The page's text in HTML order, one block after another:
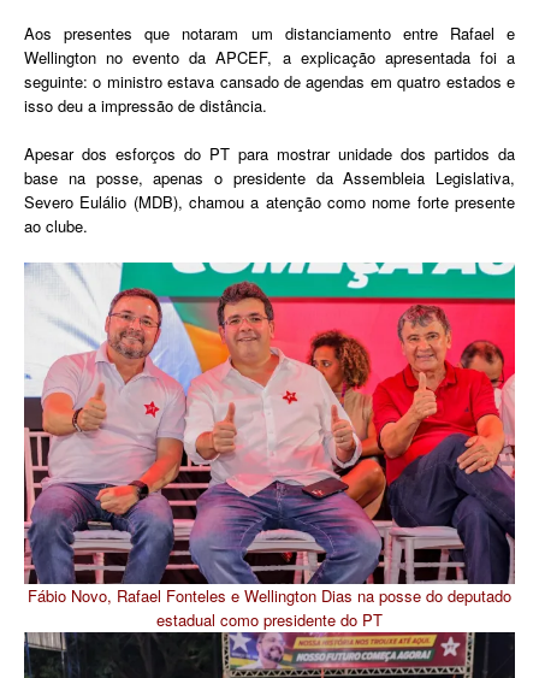
Aos presentes que notaram um distanciamento entre Rafael e
Wellington no evento da APCEF, a explicação apresentada foi a
seguinte: o ministro estava cansado de agendas em quatro estados e
isso deu a impressão de distância.
Apesar dos esforços do PT para mostrar unidade dos partidos da
base na posse, apenas o presidente da Assembleia Legislativa,
Severo Eulálio (MDB), chamou a atenção como nome forte presente
ao clube.
Fábio Novo, Rafael Fonteles e Wellington Dias na posse do deputado
estadual como presidente do PT